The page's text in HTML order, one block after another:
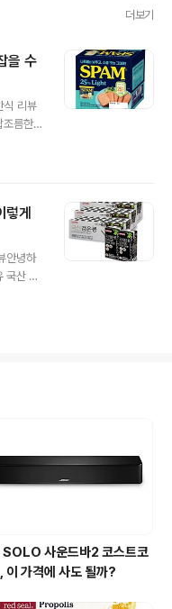
더보기
을 수
식 리뷰
조름한
는 다
, 보관
다.구
캔
. 가족
게
안녕하
국산 검
각하
24개가
있습
나 부담
사무
.가격은
SOLO 사운드바2 코스트코
이 가격에 사도 될까?